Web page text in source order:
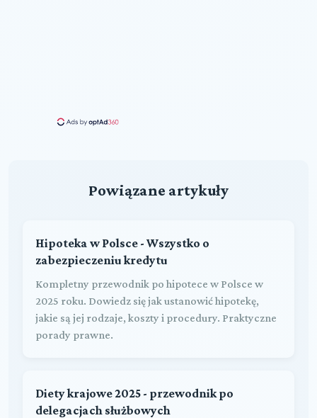
Powiązane artykuły
Hipoteka w Polsce - Wszystko o
zabezpieczeniu kredytu
Kompletny przewodnik po hipotece w Polsce w
2025 roku. Dowiedz się jak ustanowić hipotekę,
jakie są jej rodzaje, koszty i procedury. Praktyczne
porady prawne.
Diety krajowe 2025 - przewodnik po
delegacjach służbowych